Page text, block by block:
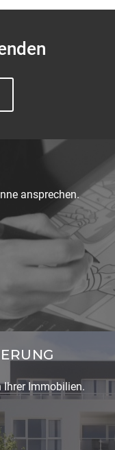
ansprechen.
Ihrer Immobilien.